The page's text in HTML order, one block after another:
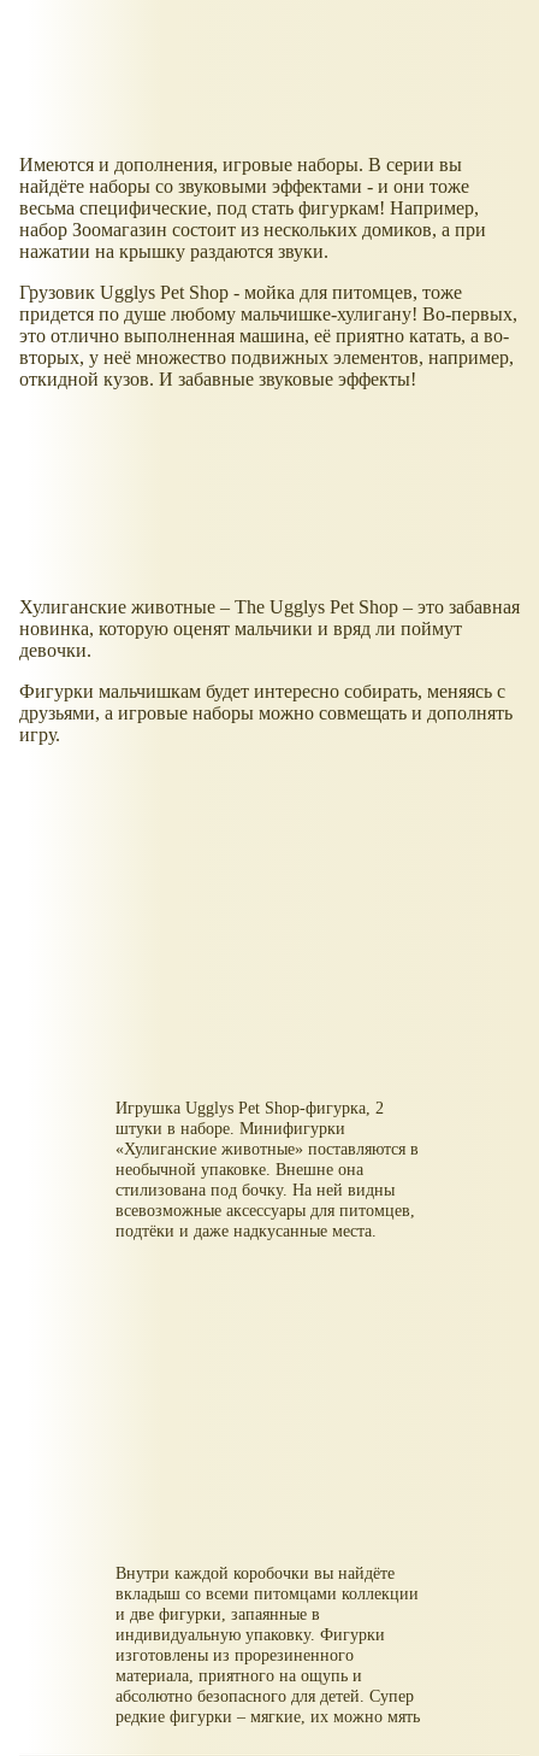
Имеются и дополнения, игровые наборы. В серии вы
найдёте наборы со звуковыми эффектами - и они тоже
весьма специфические, под стать фигуркам! Например,
набор Зоомагазин состоит из нескольких домиков, а при
нажатии на крышку раздаются звуки.
Грузовик Ugglys Pet Shop - мойка для питомцев, тоже
придется по душе любому мальчишке-хулигану! Во-первых,
это отлично выполненная машина, её приятно катать, а во-
вторых, у неё множество подвижных элементов, например,
откидной кузов. И забавные звуковые эффекты!
Хулиганские животные – The Ugglys Pet Shop – это забавная
новинка, которую оценят мальчики и вряд ли поймут
девочки.
Фигурки мальчишкам будет интересно собирать, меняясь с
друзьями, а игровые наборы можно совмещать и дополнять
игру.
Игрушка Ugglys Pet Shop-фигурка, 2
штуки в наборе. Минифигурки
«Хулиганские животные» поставляются в
необычной упаковке. Внешне она
стилизована под бочку. На ней видны
всевозможные аксессуары для питомцев,
подтёки и даже надкусанные места.
Внутри каждой коробочки вы найдёте
вкладыш со всеми питомцами коллекции
и две фигурки, запаянные в
индивидуальную упаковку. Фигурки
изготовлены из прорезиненного
материала, приятного на ощупь и
абсолютно безопасного для детей. Супер
редкие фигурки – мягкие, их можно мять